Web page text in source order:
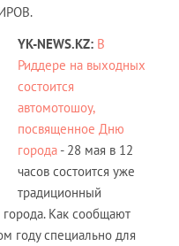
YK-NEWS.KZ: В
Риддере на выходных
состоится
автомотошоу,
посвященное Дню
города - 28 мая в 12
часов состоится уже
традиционный
Как сообщают
году специально для